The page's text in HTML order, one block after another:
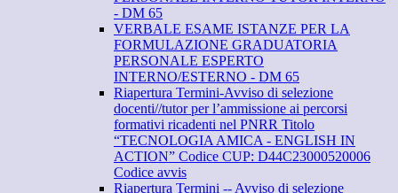
- DM 65
VERBALE ESAME ISTANZE PER LA
FORMULAZIONE GRADUATORIA
PERSONALE ESPERTO
INTERNO/ESTERNO - DM 65
Riapertura Termini-Avviso di selezione
docenti//tutor per l’ammissione ai percorsi
formativi ricadenti nel PNRR Titolo
“TECNOLOGIA AMICA - ENGLISH IN
ACTION” Codice CUP: D44C23000520006
Codice avvis
Riapertura Termini -- Avviso di selezione